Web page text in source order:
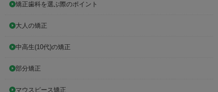
矯正歯科を選ぶ際のポイント
大人の矯正
中高生(10代)の矯正
部分矯正
マウスピース矯正